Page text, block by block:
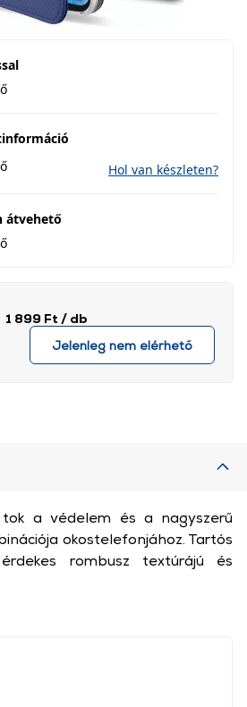
Hol van készleten?
átvehető
1 899 Ft / db
Jelenleg nem elérhető
a védelem és a nagyszerű
okostelefonjához. Tartós
rombusz textúrájú és